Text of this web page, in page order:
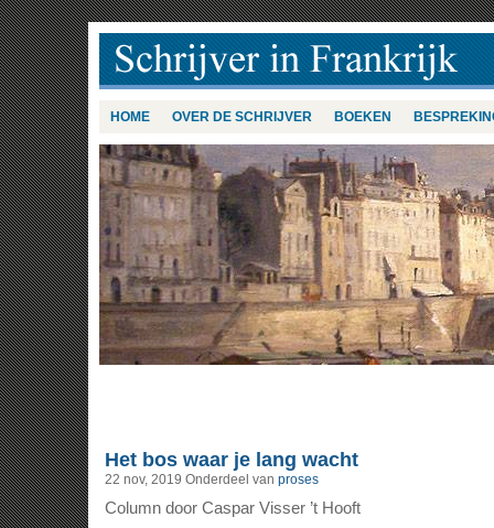
HOME OVER DE SCHRIJVER BOEKEN
Het bos waar je lang wacht
22 nov, 2019 Onderdeel van proses
Column door Caspar Visser ’t Hooft